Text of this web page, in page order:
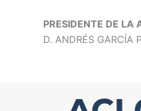
PRESIDENTE DE LA
D. ANDRÉS GARCÍA